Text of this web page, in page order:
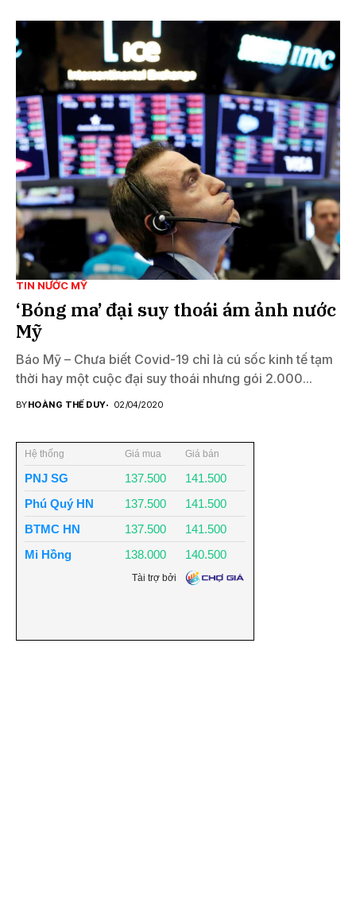
TIN NƯỚC MỸ
‘Bóng ma’ đại suy thoái ám ảnh nước
Mỹ
Báo Mỹ – Chưa biết Covid-19 chỉ là cú sốc kinh tế tạm
thời hay một cuộc đại suy thoái nhưng gói 2.000...
BYHOÀNG THẾ DUY 02/04/2020